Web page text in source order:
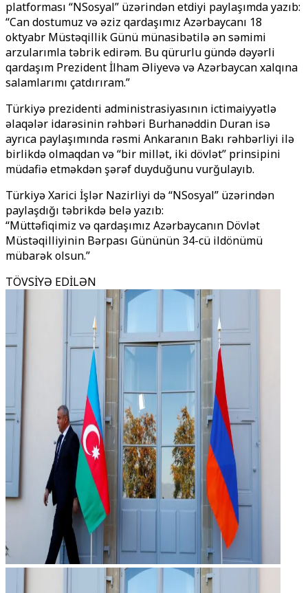
platforması “NSosyal” üzərindən etdiyi paylaşımda yazıb:
“Can dostumuz və əziz qardaşımız Azərbaycanı 18
oktyabr Müstəqillik Günü münasibətilə ən səmimi
arzularımla təbrik edirəm. Bu qürurlu gündə dəyərli
qardaşım Prezident İlham Əliyevə və Azərbaycan xalqına
salamlarımı çatdırıram.”
Türkiyə prezidenti administrasiyasının ictimaiyyətlə
əlaqələr idarəsinin rəhbəri Burhanəddin Duran isə
ayrıca paylaşımında rəsmi Ankaranın Bakı rəhbərliyi ilə
birlikdə olmaqdan və “bir millət, iki dövlət” prinsipini
müdafiə etməkdən şərəf duyduğunu vurğulayıb.
Türkiyə Xarici İşlər Nazirliyi də “NSosyal” üzərindən
paylaşdığı təbrikdə belə yazıb:
“Müttəfiqimiz və qardaşımız Azərbaycanın Dövlət
Müstəqilliyinin Bərpası Gününün 34-cü ildönümü
mübarək olsun.”
TÖVSİYƏ EDİLƏN